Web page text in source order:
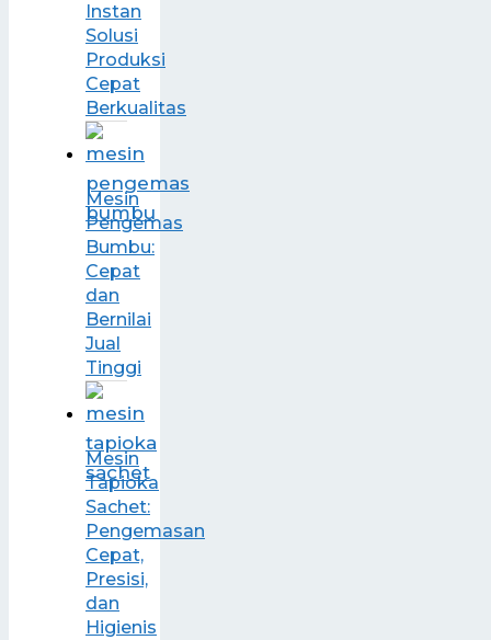
Instan
Solusi
Produksi
Cepat
Berkualitas
Mesin
Pengemas
Bumbu:
Cepat
dan
Bernilai
Jual
Tinggi
Mesin
Tapioka
Sachet:
Pengemasan
Cepat,
Presisi,
dan
Higienis